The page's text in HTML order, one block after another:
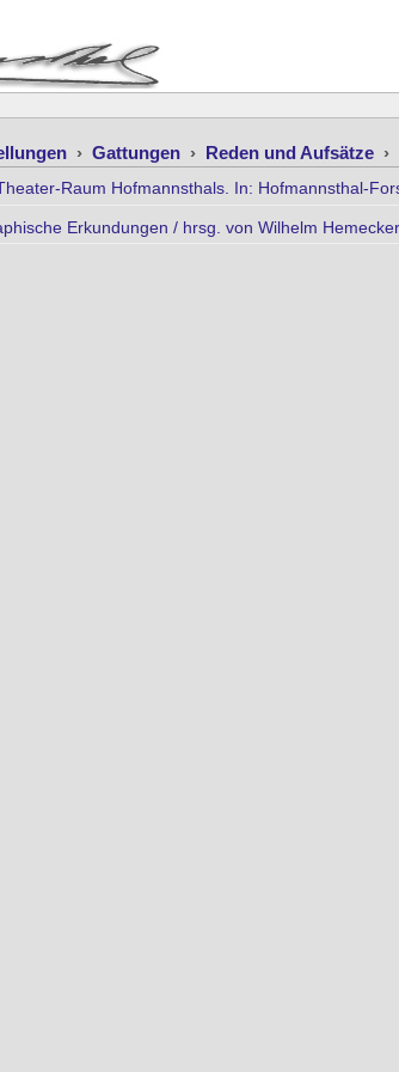
› Gattungen › Reden und Aufsätze ›
Raum Hofmannsthals. In: Hofmannsthal-
Erkundungen / hrsg. von Wilhelm